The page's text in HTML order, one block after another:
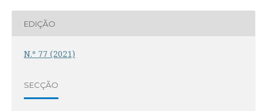
EDIÇÃO
N.º 77 (2021)
SECÇÃO